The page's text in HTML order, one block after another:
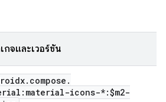
กจและเวอร์ชัน
. compose .
icons-*:$m2-